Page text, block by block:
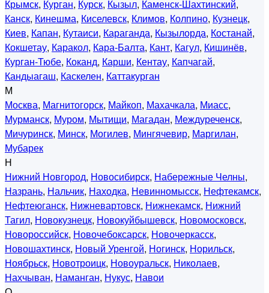
Крымск, Курган, Курск, Кызыл, Каменск-Шахтинский,
Канск, Кинешма, Киселевск, Климов, Колпино, Кузнецк,
Киев, Капан, Кутаиси, Караганда, Кызылорда, Костанай,
Кокшетау, Каракол, Кара-Балта, Кант, Кагул, Кишинёв,
Курган-Тюбе, Коканд, Карши, Кентау, Капчагай,
Кандыагаш, Каскелен, Каттакурган
М
Москва, Магнитогорск, Майкоп, Махачкала, Миасс,
Мурманск, Муром, Мытищи, Магадан, Междуреченск,
Мичуринск, Минск, Могилев, Мингячевир, Маргилан,
Мубарек
Н
Нижний Новгород, Новосибирск, Набережные Челны,
Назрань, Нальчик, Находка, Невинномысск, Нефтекамск,
Нефтеюганск, Нижневартовск, Нижнекамск, Нижний
Тагил, Новокузнецк, Новокуйбышевск, Новомосковск,
Новороссийск, Новочебоксарск, Новочеркасск,
Новошахтинск, Новый Уренгой, Ногинск, Норильск,
Ноябрьск, Новотроицк, Новоуральск, Николаев,
Нахчыван, Наманган, Нукус, Навои